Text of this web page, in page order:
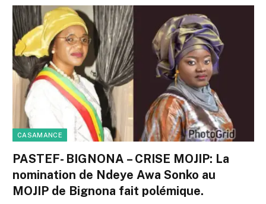
CASAMANCE
PASTEF- BIGNONA – CRISE MOJIP: La
nomination de Ndeye Awa Sonko au
MOJIP de Bignona fait polémique.